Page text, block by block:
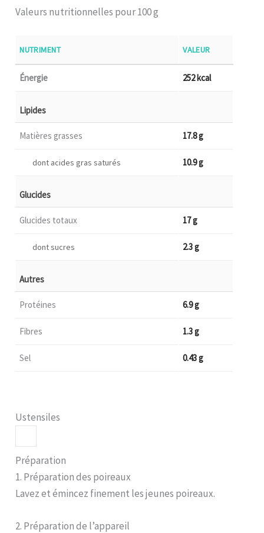
Valeurs nutritionnelles pour 100 g
NUTRIMENT VALEUR
Énergie 252 kcal
Lipides
Matières grasses 17.8 g
dont acides gras saturés 10.9 g
Glucides
Glucides totaux 17 g
dont sucres 2.3 g
Autres
Protéines 6.9 g
Fibres 1.3 g
Sel 0.43 g
Ustensiles
Préparation
1. Préparation des poireaux
Lavez et émincez finement les jeunes poireaux.
2. Préparation de l’appareil